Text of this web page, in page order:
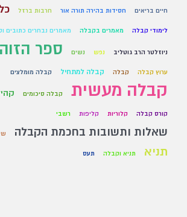
חיים בריאים חסידות בהירה תורה אור חרבות ברזל
לימודי קבלה מאמרים בקבלה מאמרים נבחרים כתובים
ניוזלטר הרב גוטליב נפש נשים ספר
ערוץ קבלה קבלה קבלה למתחיל קבלה מומלצים
קבלה מעשית קבלה סיכומים
קורס קבלה קלוריות קליפות רשבי
שאלות ותשובות בחכמת הקבלה
תניא תניא וקבלה תעס